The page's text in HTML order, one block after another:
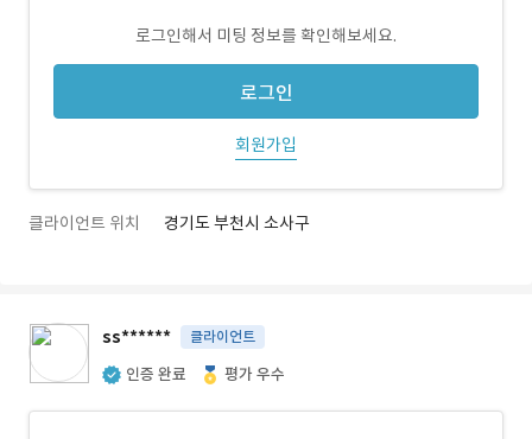
로그인해서 미팅 정보를 확인해보세요.
로그인
회원가입
클라이언트 위치 경기도 부천시 소사구
ss****** 클라이언트
인증 완료 평가 우수